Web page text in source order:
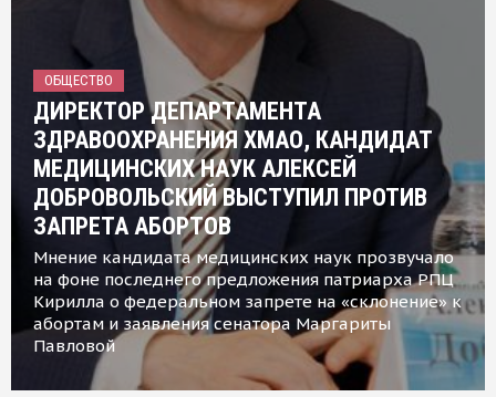
ОБЩЕСТВО
ДИРЕКТОР ДЕПАРТАМЕНТА
ЗДРАВООХРАНЕНИЯ ХМАО, КАНДИДАТ
МЕДИЦИНСКИХ НАУК АЛЕКСЕЙ
ДОБРОВОЛЬСКИЙ ВЫСТУПИЛ ПРОТИВ
ЗАПРЕТА АБОРТОВ
Мнение кандидата медицинских наук прозвучало
на фоне последнего предложения патриарха РПЦ
Кирилла о федеральном запрете на «склонение» к
абортам и заявления сенатора Маргариты
Павловой